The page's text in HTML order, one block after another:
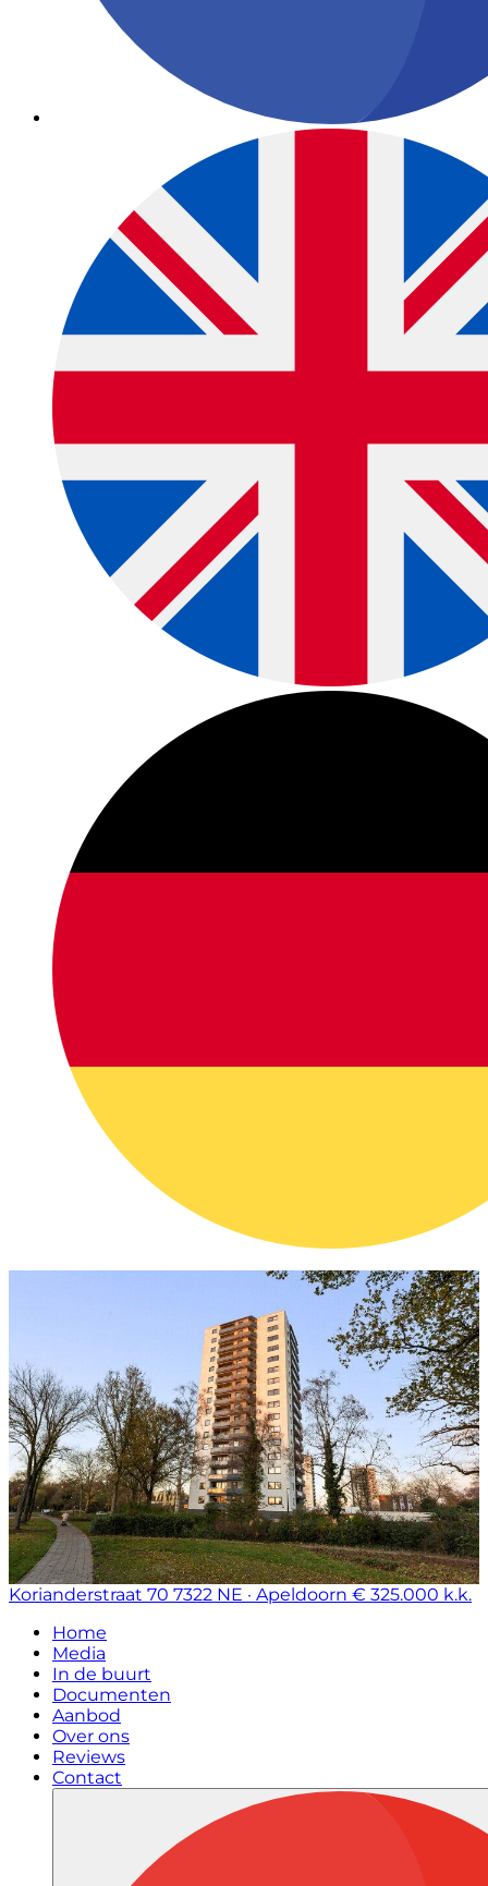
Korianderstraat 70 7322 NE · Apeldoorn € 325.000 k.k.
Home
Media
In de buurt
Documenten
Aanbod
Over ons
Reviews
Contact